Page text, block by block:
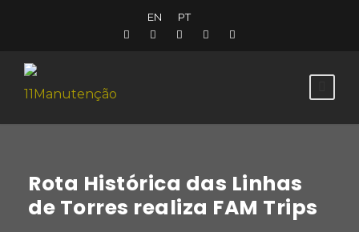
EN PT
Rota Histórica das Linhas
de Torres realiza FAM Trips